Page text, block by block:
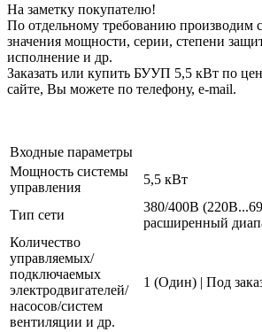
На заметку покупателю!
По отдельному требованию производим
значения мощности, серии, степени
исполнение и др.
Заказать или купить БУУП 5,5 кВт по
сайте, Вы можете по телефону, e-mail.
Входные параметры
Мощность системы
управления
5,5 кВт
Тип сети
380/400В
расширенный
Количество
управляемых/
подключаемых
электродвигателей/
насосов/систем
вентиляции и др.
1 (Один) | Под